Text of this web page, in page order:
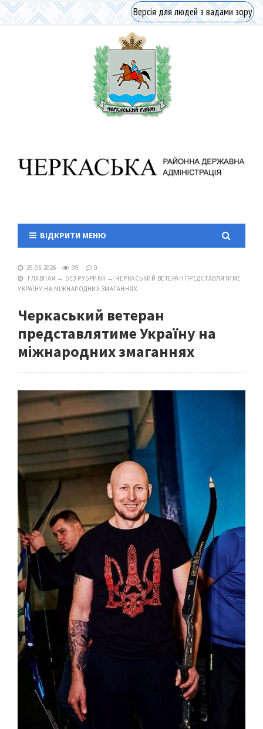
Версія для людей з вадами зору
ВІДКРИТИ МЕНЮ
29.05.2026 99
0
ГЛАВНАЯ → БЕЗ РУБРИКИ → ЧЕРКАСЬКИЙ ВЕТЕРАН ПРЕДСТАВЛЯТИМЕ
УКРАЇНУ НА МІЖНАРОДНИХ ЗМАГАННЯХ
Черкаський ветеран
представлятиме Україну на
міжнародних змаганнях